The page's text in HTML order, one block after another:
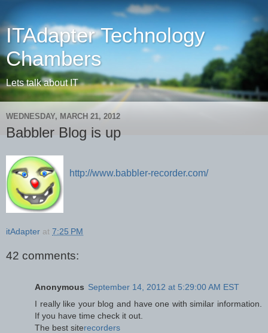
ITAdapter Technology
Chambers
Lets talk about IT
WEDNESDAY, MARCH 21, 2012
Babbler Blog is up
http://www.babbler-recorder.com/
itAdapter at 7:25 PM
42 comments:
Anonymous September 14, 2012 at 5:29:00 AM EST
I really like your blog and have one with similar information.
If you have time check it out.
The best siterecorders